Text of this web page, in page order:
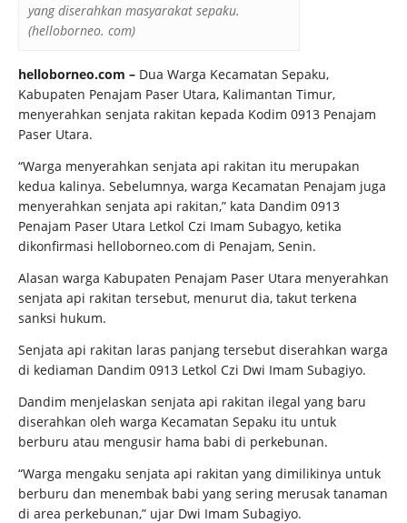
yang diserahkan masyarakat sepaku.
(helloborneo. com)
helloborneo.com – Dua Warga Kecamatan Sepaku,
Kabupaten Penajam Paser Utara, Kalimantan Timur,
menyerahkan senjata rakitan kepada Kodim 0913 Penajam
Paser Utara.
“Warga menyerahkan senjata api rakitan itu merupakan
kedua kalinya. Sebelumnya, warga Kecamatan Penajam juga
menyerahkan senjata api rakitan,” kata Dandim 0913
Penajam Paser Utara Letkol Czi Imam Subagyo, ketika
dikonfirmasi helloborneo.com di Penajam, Senin.
Alasan warga Kabupaten Penajam Paser Utara menyerahkan
senjata api rakitan tersebut, menurut dia, takut terkena
sanksi hukum.
Senjata api rakitan laras panjang tersebut diserahkan warga
di kediaman Dandim 0913 Letkol Czi Dwi Imam Subagiyo.
Dandim menjelaskan senjata api rakitan ilegal yang baru
diserahkan oleh warga Kecamatan Sepaku itu untuk
berburu atau mengusir hama babi di perkebunan.
“Warga mengaku senjata api rakitan yang dimilikinya untuk
berburu dan menembak babi yang sering merusak tanaman
di area perkebunan,” ujar Dwi Imam Subagiyo.